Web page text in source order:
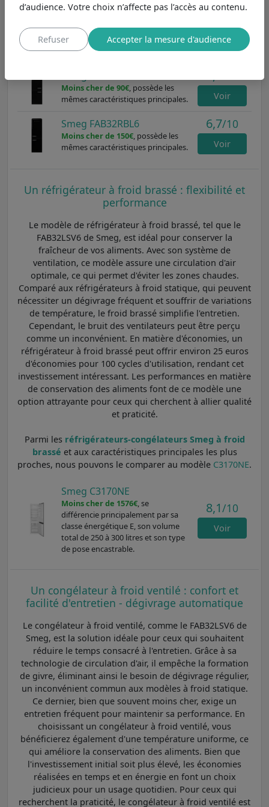
Smeg FAB32RWH6
Moins cher de 50€, possède les
mêmes caractéristiques principales.
6,5/10
Moins cher de 90€, possède les
mêmes caractéristiques principales.
Voir
Smeg FAB32RBL6
Moins cher de 150€, possède les
mêmes caractéristiques principales.
6,7/10
Voir
Un réfrigérateur à froid brassé : flexibilité et
performance
Le modèle de réfrigérateur à froid brassé, tel que le
FAB32LSV6 de Smeg, est idéal pour conserver la
fraîcheur de vos aliments. Avec son système de
ventilation, ce modèle assure une circulation d'air
optimale, ce qui permet d'éviter les zones chaudes.
Comparé aux réfrigérateurs à froid statique, qui peuvent
nécessiter un dégivrage fréquent et souffrir de variations
de température, le froid brassé simplifie l'entretien.
Cependant, le bruit des ventilateurs peut être perçu
comme un inconvénient. En matière d'économies, un
réfrigérateur à froid brassé peut offrir environ 25 euros
d'économies pour 100 cycles d'utilisation, rendant cet
investissement intéressant. Les performances en matière
de conservation des aliments font de ce modèle une
option attrayante pour ceux qui cherchent à allier qualité
et praticité.
Parmi les réfrigérateurs-congélateurs Smeg à froid
brassé et aux caractéristiques principales les plus
proches, nous pouvons le comparer au modèle C3170NE.
Smeg C3170NE
Moins cher de 1576€, se
différencie principalement par sa
classe énergétique E, son volume
total de 250 à 300 litres et son type
de pose encastrable.
8,1/10
Voir
Un congélateur à froid ventilé : confort et
facilité d'entretien - dégivrage automatique
Le congélateur à froid ventilé, comme le FAB32LSV6 de
Smeg, est la solution idéale pour ceux qui souhaitent
réduire le temps consacré à l'entretien. Grâce à sa
technologie de circulation d'air, il empêche la formation
de givre, éliminant ainsi le besoin de dégivrage régulier,
un inconvénient commun aux modèles à froid statique.
Ce dernier, bien que souvent moins cher, exige un
entretien fréquent pour maintenir sa performance. En
choisissant un congélateur à froid ventilé, vous
bénéficierez également d'une température uniforme, ce
qui améliore la conservation des aliments. Bien que
l'investissement initial soit plus élevé, les économies
réalisées en temps et en énergie en font un choix
judicieux pour un usage quotidien. Pour ceux qui
recherchent la praticité, le congélateur à froid ventilé est
d’audience. Votre choix n’affecte pas l’accès au contenu.
Refuser Accepter la mesure d'audience